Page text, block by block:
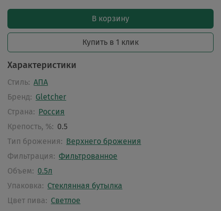
В корзину
Купить в 1 клик
Характеристики
Стиль: АПА
Бренд: Gletcher
Страна: Россия
Крепость, %: 0.5
Тип брожения: Верхнего брожения
Фильтрация: Фильтрованное
Объем: 0.5л
Упаковка: Стеклянная бутылка
Цвет пива: Светлое